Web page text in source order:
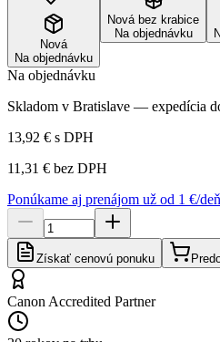
Nová
Na objednávku
Nová bez krabice
Na objednávku
Na objednávku
Skladom v Bratislave — expedícia
13,92 € s DPH
11,31 € bez DPH
Ponúkame aj prenájom už od 1 €/
Získať cenovú ponuku
Canon Accredited Partner